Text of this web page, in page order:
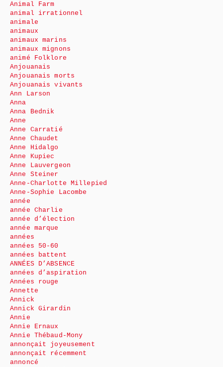
Animal Farm
animal irrationnel
animale
animaux
animaux marins
animaux mignons
animé Folklore
Anjouanais
Anjouanais morts
Anjouanais vivants
Ann Larson
Anna
Anna Bednik
Anne
Anne Carratié
Anne Chaudet
Anne Hidalgo
Anne Kupiec
Anne Lauvergeon
Anne Steiner
Anne-Charlotte Millepied
Anne-Sophie Lacombe
année
année Charlie
année d’élection
année marque
années
années 50-60
années battent
ANNÉES D’ABSENCE
années d’aspiration
Années rouge
Annette
Annick
Annick Girardin
Annie
Annie Ernaux
Annie Thébaud-Mony
annonçait joyeusement
annonçait récemment
annoncé